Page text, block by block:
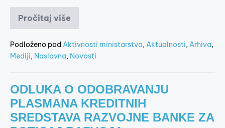
Pročitaj više
Podloženo pod Aktivnosti ministarstva,Aktualnosti,Arhiva,
Mediji, Naslovna, Novosti
ODLUKA O ODOBRAVANJU
PLASMANA KREDITNIH
SREDSTAVA RAZVOJNE BANKE ZA